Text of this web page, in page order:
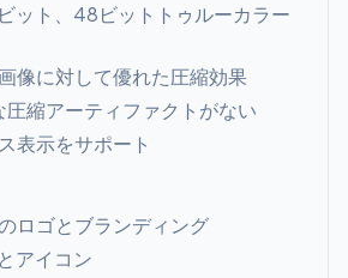
ット、48ビットトゥルーカラー
像に対して優れた圧縮効果
圧縮アーティファクトがない
表示をサポート
ロゴとブランディング
アイコン